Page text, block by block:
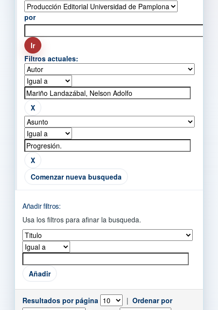
por
Filtros actuales:
Comenzar nueva busqueda
Añadir filtros:
Usa los filtros para afinar la busqueda.
Resultados por página | Ordenar por